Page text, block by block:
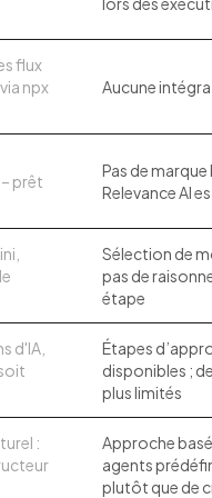
flux
npx
Aucune
prêt
Pas de marque
Relevance AI
Sélection de
pas de
étape
d'IA,
Étapes
disponibles ;
plus limités
:
Approche
agents
plutôt que de